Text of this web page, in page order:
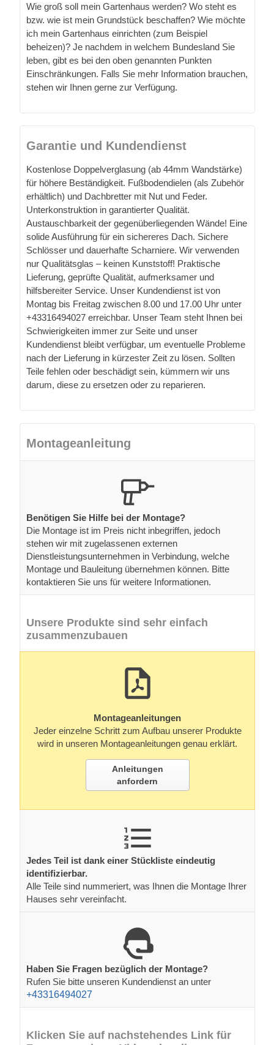
Wie groß soll mein Gartenhaus werden? Wo steht es
bzw. wie ist mein Grundstück beschaffen? Wie möchte
ich mein Gartenhaus einrichten (zum Beispiel
beheizen)? Je nachdem in welchem Bundesland Sie
leben, gibt es bei den oben genannten Punkten
Einschränkungen. Falls Sie mehr Information brauchen,
stehen wir Ihnen gerne zur Verfügung.
Garantie und Kundendienst
Kostenlose Doppelverglasung (ab 44mm Wandstärke)
für höhere Beständigkeit. Fußbodendielen (als Zubehör
erhältlich) und Dachbretter mit Nut und Feder.
Unterkonstruktion in garantierter Qualität.
Austauschbarkeit der gegenüberliegenden Wände! Eine
solide Ausführung für ein sichereres Dach. Sichere
Schlösser und dauerhafte Scharniere. Wir verwenden
nur Qualitätsglas – keinen Kunststoff! Praktische
Lieferung, geprüfte Qualität, aufmerksamer und
hilfsbereiter Service. Unser Kundendienst ist von
Montag bis Freitag zwischen 8.00 und 17.00 Uhr unter
+43316494027 erreichbar. Unser Team steht Ihnen bei
Schwierigkeiten immer zur Seite und unser
Kundendienst bleibt verfügbar, um eventuelle Probleme
nach der Lieferung in kürzester Zeit zu lösen. Sollten
Teile fehlen oder beschädigt sein, kümmern wir uns
darum, diese zu ersetzen oder zu reparieren.
Montageanleitung
Benötigen Sie Hilfe bei der Montage?
Die Montage ist im Preis nicht inbegriffen, jedoch
stehen wir mit zugelassenen externen
Dienstleistungsunternehmen in Verbindung, welche
Montage und Bauleitung übernehmen können. Bitte
kontaktieren Sie uns für weitere Informationen.
Unsere Produkte sind sehr einfach
zusammenzubauen
Montageanleitungen
Jeder einzelne Schritt zum Aufbau unserer Produkte
wird in unseren Montageanleitungen genau erklärt.
Anleitungen
anfordern
Jedes Teil ist dank einer Stückliste eindeutig
identifizierbar.
Alle Teile sind nummeriert, was Ihnen die Montage Ihrer
Hauses sehr vereinfacht.
Haben Sie Fragen bezüglich der Montage?
Rufen Sie bitte unseren Kundendienst an unter
+43316494027
Klicken Sie auf nachstehendes Link für